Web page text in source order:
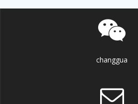
changgua